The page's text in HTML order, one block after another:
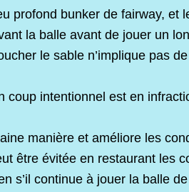
profond bunker de fairway, et
la balle avant de jouer un
le sable n’implique pas de
intentionnel est en
manière et améliore les
être évitée en restaurant les
s’il continue à jouer la balle de